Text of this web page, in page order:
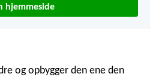
hjemmeside
og opbygger den ene den